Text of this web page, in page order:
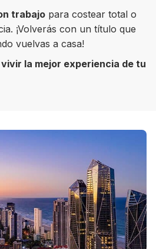
cursos de inglés
Auckland
Web en Toronto
trabajo para costear total o
¡Volverás con un título que
vuelvas a casa!
la mejor experiencia de tu